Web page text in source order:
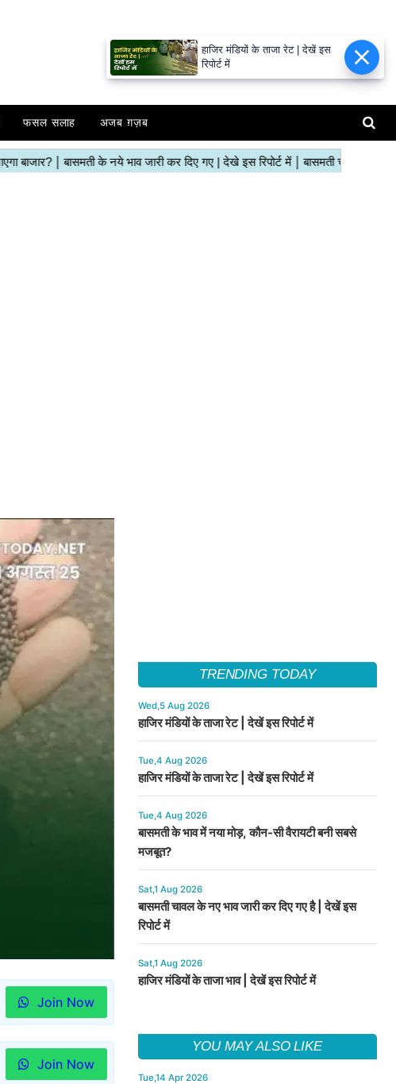
फसल सलाह अजब ग़ज़ब
Join Now
Join Now
TRENDING TODAY
Wed,5 Aug 2026
हाजिर मंडियों के ताजा रेट | देखें इस रिपोर्ट में
Tue,4 Aug 2026
हाजिर मंडियों के ताजा रेट | देखें इस रिपोर्ट में
Tue,4 Aug 2026
बासमती के भाव में नया मोड़, कौन-सी वैरायटी बनी सबसे
मजबूत?
Sat,1 Aug 2026
बासमती चावल के नए भाव जारी कर दिए गए है | देखें इस
रिपोर्ट में
Sat,1 Aug 2026
हाजिर मंडियों के ताजा भाव | देखें इस रिपोर्ट में
YOU MAY ALSO LIKE
Tue,14 Apr 2026
हाजिर मंडियों के ताजा रेट | देखें इस
रिपोर्ट में